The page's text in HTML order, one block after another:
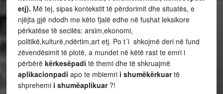
etj). Më tej, sipas kontekstit të përdorimit dhe situatës, e
njëjta gjë ndodh me këto fjalë edhe në fushat leksikore
përkatëse të secilës: arsim,ekonomi,
politikë,kulturë,ndërtim,art etj. Po t´i shkojmë deri në fund
zëvendësimit të plotë, a mundet në këtë rast te emri i
përbërë kërkesëpadi të themi dhe të shkruajmë
aplikacionpadi apo te mbiemri i shumëkërkuartë
shprehemi i shumëaplikuar ?!